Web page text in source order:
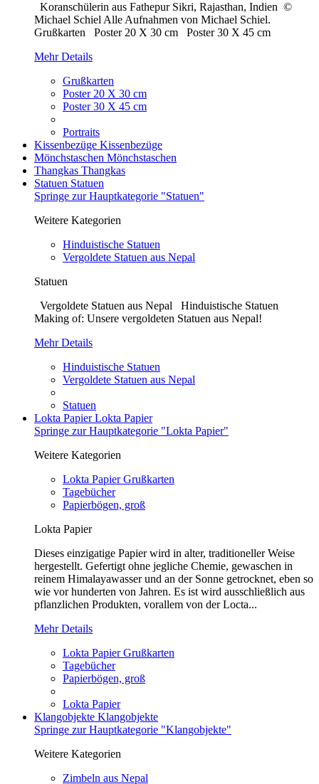
Koranschülerin aus Fathepur Sikri, Rajasthan, Indien ©
Michael Schiel Alle Aufnahmen von Michael Schiel.
Grußkarten Poster 20 X 30 cm Poster 30 X 45 cm
Mehr Details
Grußkarten
Poster 20 X 30 cm
Poster 30 X 45 cm
Portraits
Kissenbezüge Kissenbezüge
Mönchstaschen Mönchstaschen
Thangkas Thangkas
Statuen Statuen
Springe zur Hauptkategorie "Statuen"
Weitere Kategorien
Hinduistische Statuen
Vergoldete Statuen aus Nepal
Statuen
Vergoldete Statuen aus Nepal Hinduistische Statuen
Making of: Unsere vergoldeten Statuen aus Nepal!
Mehr Details
Hinduistische Statuen
Vergoldete Statuen aus Nepal
Statuen
Lokta PapierLokta Papier
Springe zur Hauptkategorie "Lokta Papier"
Weitere Kategorien
Lokta Papier Grußkarten
Tagebücher
Papierbögen, groß
Lokta Papier
Dieses einzigatige Papier wird in alter, traditioneller Weise
hergestellt. Gefertigt ohne jegliche Chemie, gewaschen in
reinem Himalayawasser und an der Sonne getrocknet, eben so
wie vor hunderten von Jahren. Es ist wird ausschließlich aus
pflanzlichen Produkten, vorallem von der Locta...
Mehr Details
Lokta Papier Grußkarten
Tagebücher
Papierbögen, groß
Lokta Papier
Klangobjekte Klangobjekte
Springe zur Hauptkategorie "Klangobjekte"
Weitere Kategorien
Zimbeln aus Nepal